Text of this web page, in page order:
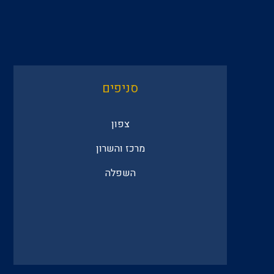
סניפים
צפון
מרכז והשרון
השפלה